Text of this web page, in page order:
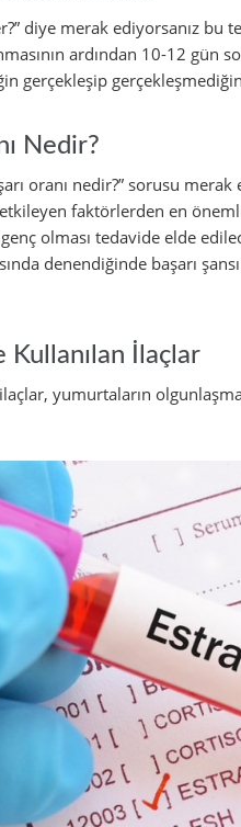
diye merak ediyorsanız bu
ardından 10-12 gün
gerçekleşip
Nedir?
oranı nedir?” sorusu
faktörlerden en
olması tedavide elde
denendiğinde başarı
Kullanılan İlaçlar
yumurtaların